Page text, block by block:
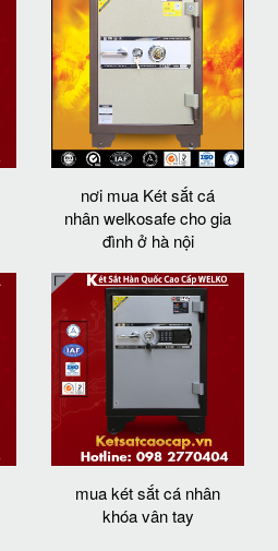
nơi mua Két sắt cá
nhân welkosafe cho gia
đình ở hà nội
mua két sắt cá nhân
khóa vân tay